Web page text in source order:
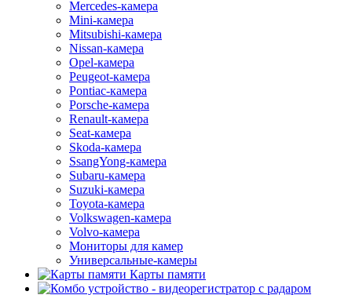
Mercedes-камера
Mini-камера
Mitsubishi-камера
Nissan-камера
Opel-камера
Peugeot-камера
Pontiac-камера
Porsche-камера
Renault-камера
Seat-камера
Skoda-камера
SsangYong-камера
Subaru-камера
Suzuki-камера
Toyota-камера
Volkswagen-камера
Volvo-камера
Мониторы для камер
Универсальные-камеры
Карты памяти